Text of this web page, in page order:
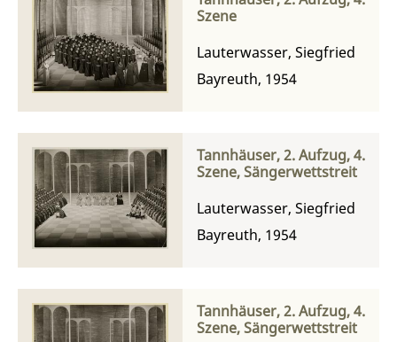
Szene
Lauterwasser, Siegfried
Bayreuth, 1954
Tannhäuser, 2. Aufzug, 4.
Szene, Sängerwettstreit
Lauterwasser, Siegfried
Bayreuth, 1954
Tannhäuser, 2. Aufzug, 4.
Szene, Sängerwettstreit